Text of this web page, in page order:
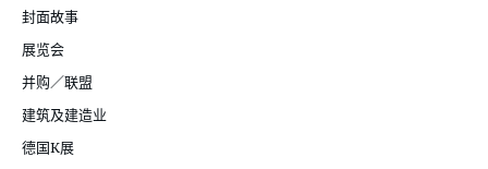
封面故事
展览会
并购／联盟
建筑及建造业
德国K展